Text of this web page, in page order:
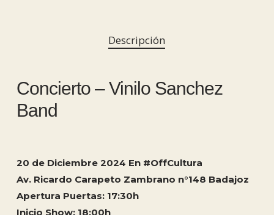
Descripción
Concierto – Vinilo Sanchez
Band
20 de Diciembre 2024 En #OffCultura
Av. Ricardo Carapeto Zambrano n°148 Badajoz
Apertura Puertas: 17:30h
Inicio Show: 18:00h